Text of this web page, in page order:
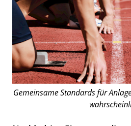
Gemeinsame Standards für